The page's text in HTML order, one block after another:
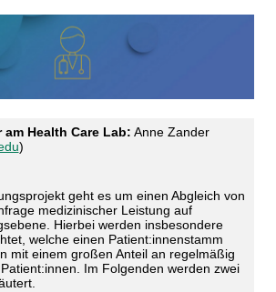
Health Care Lab: Anne Zander
)
geht es um einen Abgleich von
medizinischer Leistung auf
Hierbei werden insbesondere
welche einen Patient:innenstamm
mit einem großen Anteil an regelmäßig
Im Folgenden werden zwei